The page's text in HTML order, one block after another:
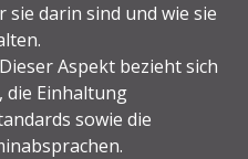
sie darin sind und wie sie
Aspekt bezieht sich
die Einhaltung
sowie die